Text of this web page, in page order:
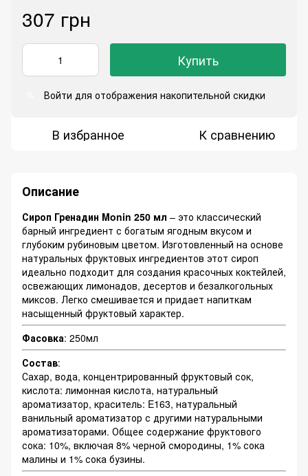
307 грн
Купить
Войти для отображения накопительной скидки
В избранное К сравнению
Описание
Сироп Гренадин Monin 250 мл – это классический
барный ингредиент с богатым ягодным вкусом и
глубоким рубиновым цветом. Изготовленный на основе
натуральных фруктовых ингредиентов этот сироп
идеально подходит для создания красочных коктейлей,
освежающих лимонадов, десертов и безалкогольных
миксов. Легко смешивается и придает напиткам
насыщенный фруктовый характер.
Фасовка: 250мл
Состав:
Сахар, вода, концентрированный фруктовый сок,
кислота: лимонная кислота, натуральный
ароматизатор, краситель: E163, натуральный
ванильный ароматизатор с другими натуральными
ароматизаторами. Общее содержание фруктового
сока: 10%, включая 8% черной смородины, 1% сока
малины и 1% сока бузины.